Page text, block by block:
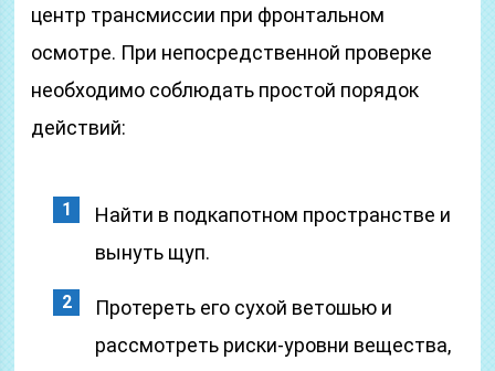
центр трансмиссии при фронтальном
осмотре. При непосредственной проверке
необходимо соблюдать простой порядок
действий:
Найти в подкапотном пространстве и
вынуть щуп.
Протереть его сухой ветошью и
рассмотреть риски-уровни вещества,